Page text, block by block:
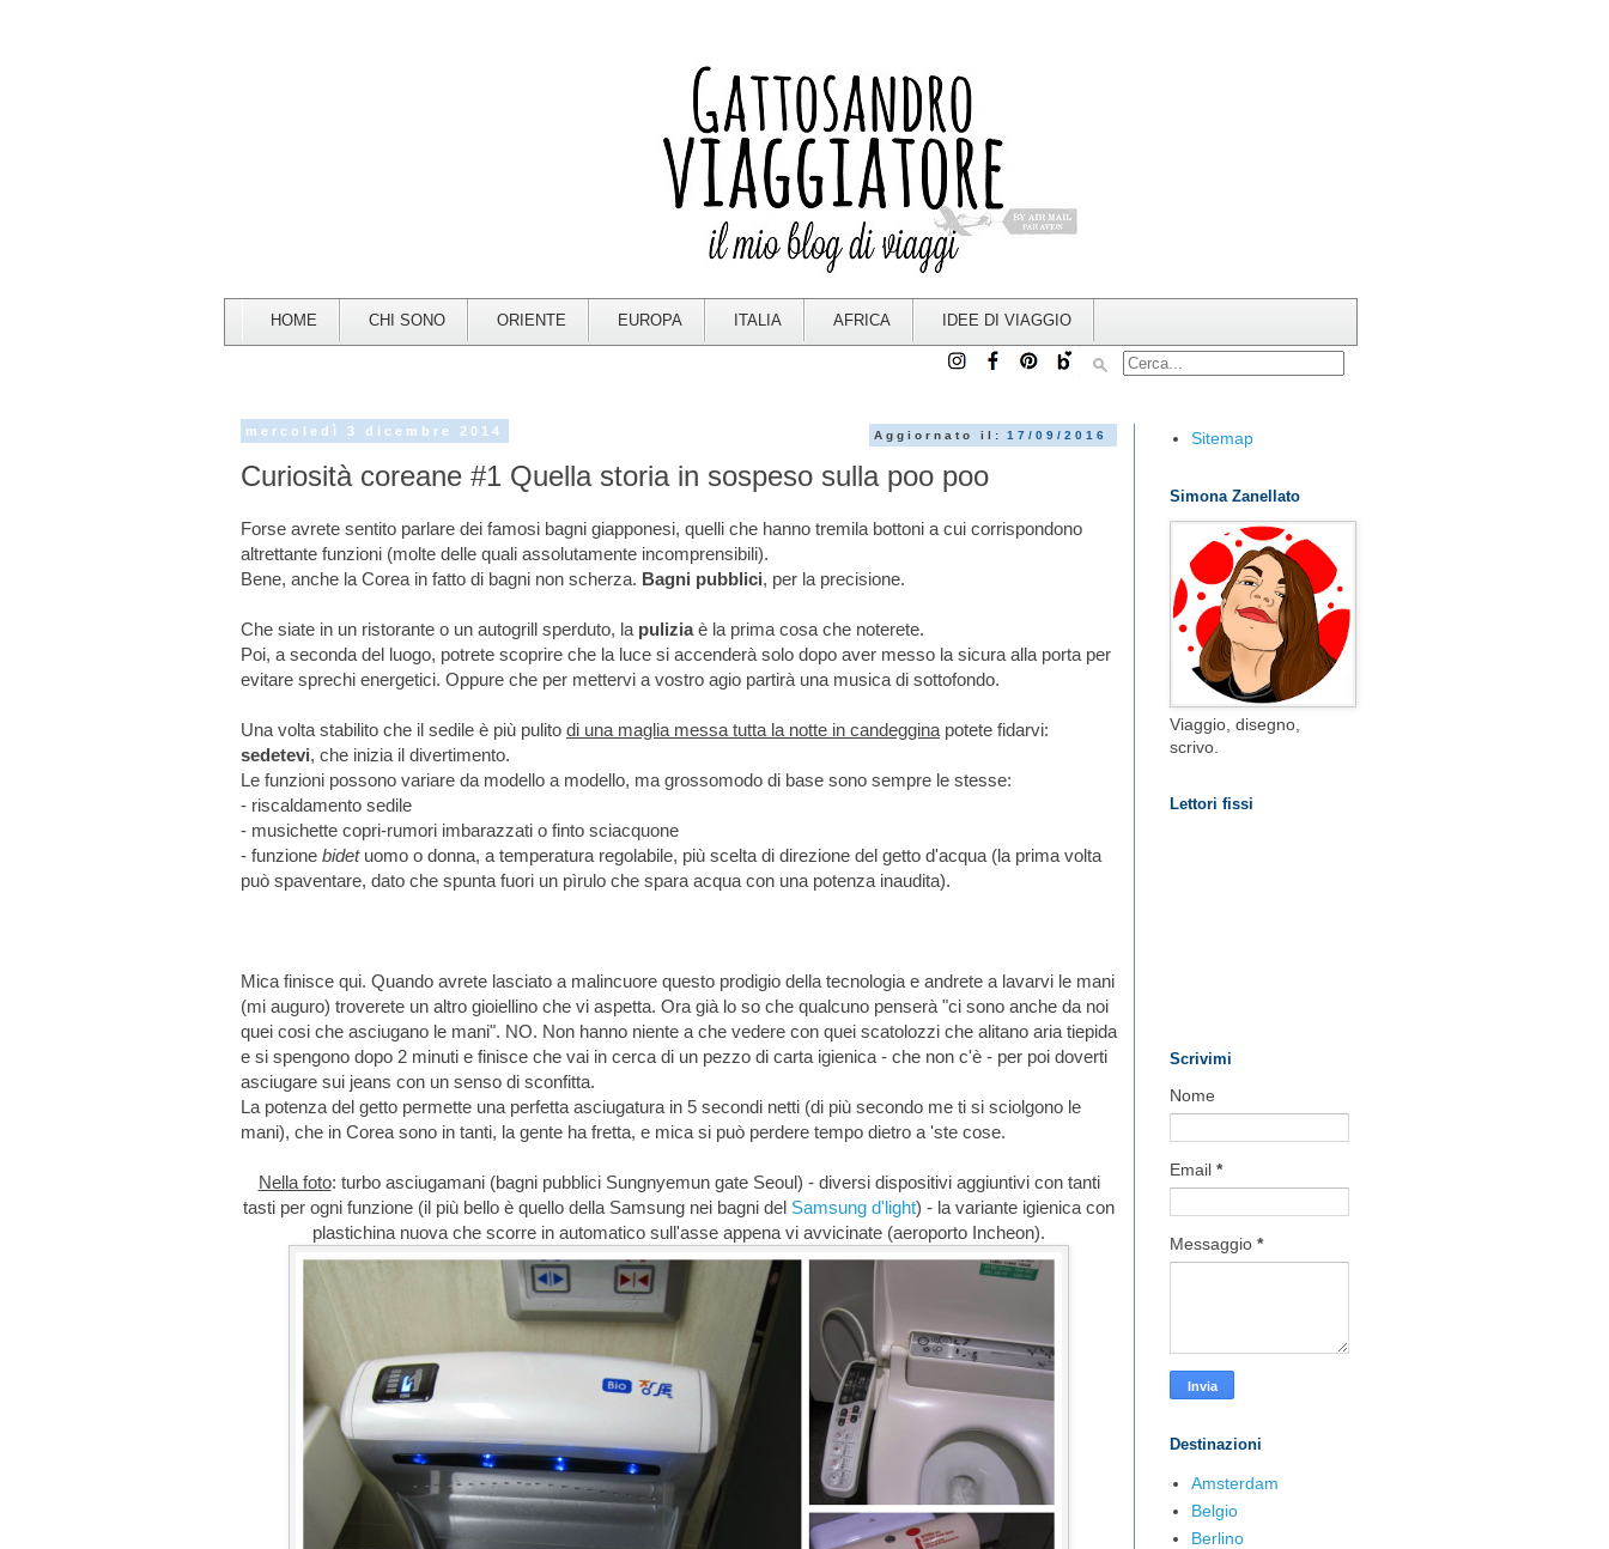
HOME CHI SONO ORIENTE EUROPA ITALIA AFRICA IDEE DI VIAGGIO
mercoledì 3 dicembre 2014 Aggiornato il: 17/09/2016
Curiosità coreane #1 Quella storia in sospeso sulla poo poo
Forse avrete sentito parlare dei famosi bagni giapponesi, quelli che hanno tremila bottoni a cui corrispondono
altrettante funzioni (molte delle quali assolutamente incomprensibili).
Bene, anche la Corea in fatto di bagni non scherza. Bagni pubblici, per la precisione.
Che siate in un ristorante o un autogrill sperduto, la puliziaè la prima cosa che noterete.
Poi, a seconda del luogo, potrete scoprire che la luce si accenderà solo dopo aver messo la sicura alla porta per
evitare sprechi energetici. Oppure che per mettervi a vostro agio partirà una musica di sottofondo.
Una volta stabilito che il sedile è più pulito di una maglia messa tutta la notte in candeggina potete fidarvi:
sedetevi, che inizia il divertimento.
Le funzioni possono variare da modello a modello, ma grossomodo di base sono sempre le stesse:
- riscaldamento sedile
- musichette copri-rumori imbarazzati o finto sciacquone
- funzione bidetuomo o donna, a temperatura regolabile, più scelta di direzione del getto d'acqua (la prima volta
può spaventare, dato che spunta fuori un pìrulo che spara acqua con una potenza inaudita).
Mica finisce qui. Quando avrete lasciato a malincuore questo prodigio della tecnologia e andrete a lavarvi le mani
(mi auguro) troverete un altro gioiellino che vi aspetta. Ora già lo so che qualcuno penserà "ci sono anche da noi
quei cosi che asciugano le mani". NO. Non hanno niente a che vedere con quei scatolozzi che alitano aria tiepida
e si spengono dopo 2 minuti e finisce che vai in cerca di un pezzo di carta igienica - che non c'è - per poi doverti
asciugare sui jeans con un senso di sconfitta.
La potenza del getto permette una perfetta asciugatura in 5 secondi netti (di più secondo me ti si sciolgono le
mani), che in Corea sono in tanti, la gente ha fretta, e mica si può perdere tempo dietro a 'ste cose.
Nella foto: turbo asciugamani (bagni pubblici Sungnyemun gate Seoul) - diversi dispositivi aggiuntivi con tanti
tasti per ogni funzione (il più bello è quello della Samsung nei bagni del Samsung d'light) - la variante igienica con
plastichina nuova che scorre in automatico sull'asse appena vi avvicinate (aeroporto Incheon).
Sitemap
Simona Zanellato
Viaggio, disegno,
scrivo.
Lettori fissi
Scrivimi
Nome
Email *
Messaggio *
Destinazioni
Amsterdam
Belgio
Berlino